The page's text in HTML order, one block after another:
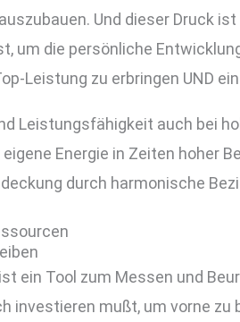
Und dieser Druck
um die persönliche
Leistung zu erbringen UND
Leistungsfähigkeit auch bei
Energie in Zeiten hoher
durch harmonische
ist ein Tool zum Messen und
investieren mußt, um vorne